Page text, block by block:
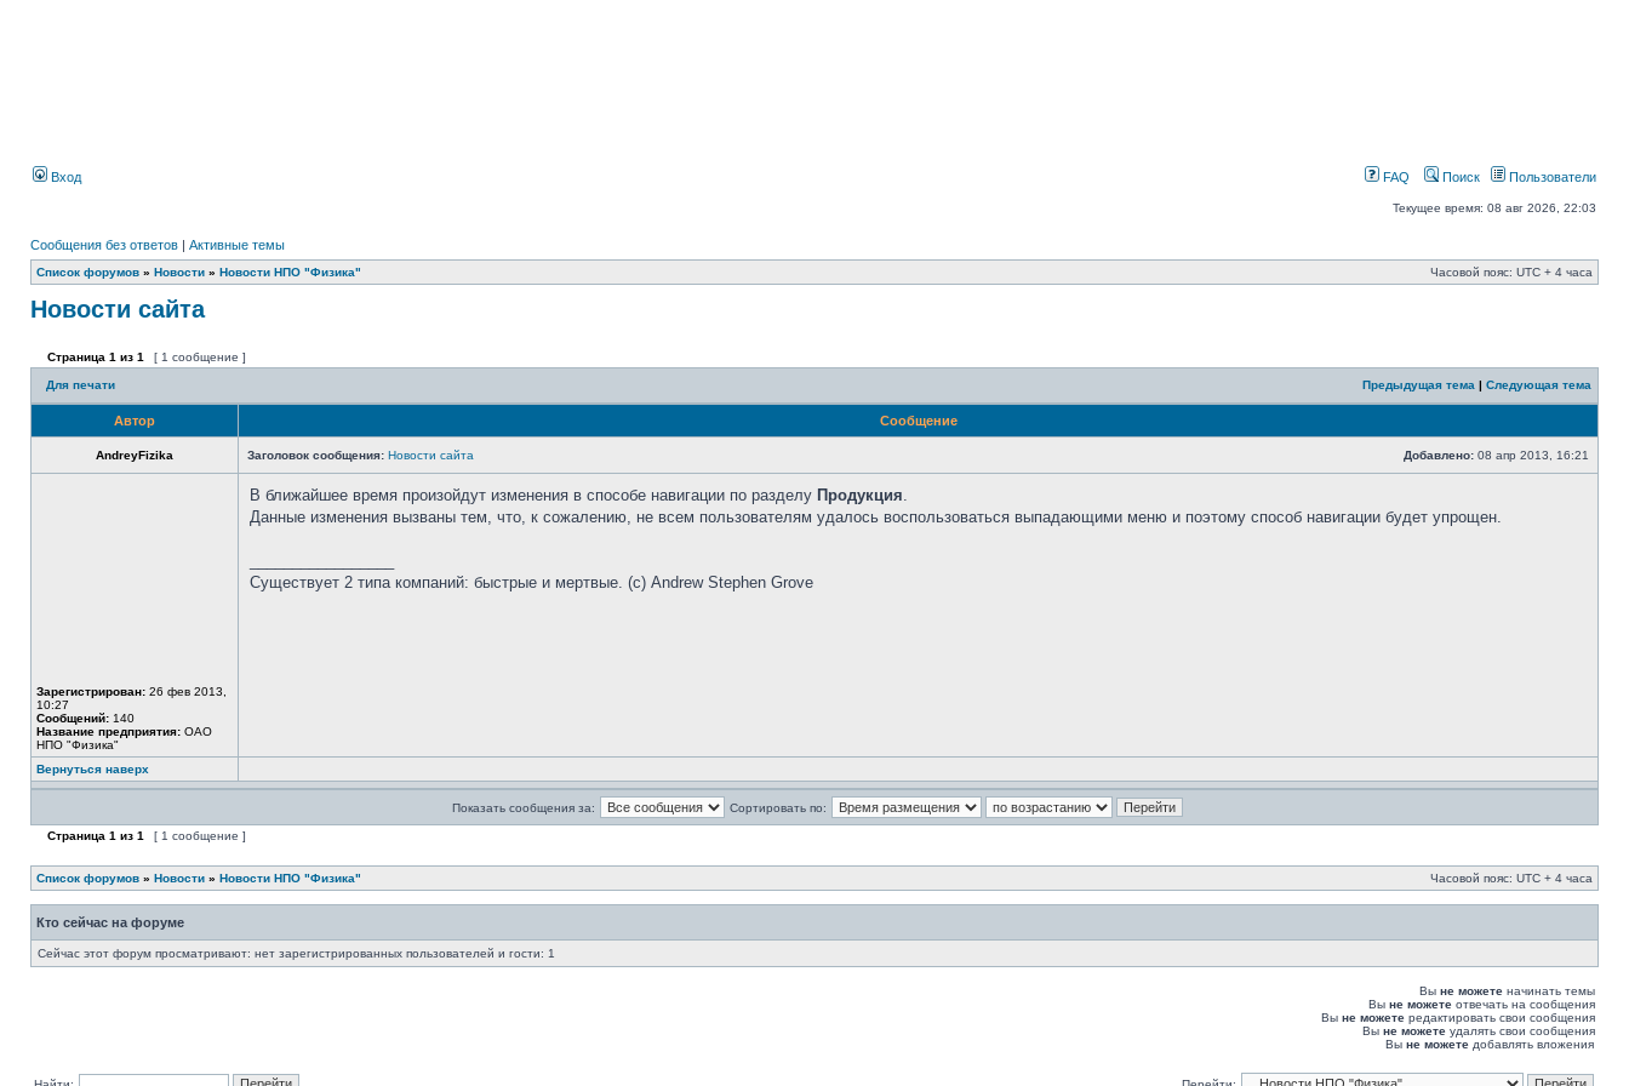
Вход FAQ Поиск Пользователи
Текущее время: 08 авг 2026, 22:03
Сообщения без ответов | Активные темы
Список форумов » Новости » Новости НПО "Физика" Часовой пояс: UTC + 4 часа
Новости сайта
Страница 1 из 1 [ 1 сообщение ]
Для печати Предыдущая тема | Следующая тема
Автор Сообщение
AndreyFizika Заголовок сообщения: Новости сайта Добавлено: 08 апр 2013, 16:21
Зарегистрирован: 26 фев 2013,
10:27
Сообщений: 140
Название предприятия: ОАО
НПО "Физика"
В ближайшее время произойдут изменения в способе навигации по разделу Продукция.
Данные изменения вызваны тем, что, к сожалению, не всем пользователям удалось воспользоваться выпадающими меню и поэтому способ навигации будет упрощен.
Существует 2 типа компаний: быстрые и мертвые. (с) Andrew Stephen Grove
Вернуться наверх
Показать сообщения за: Сортировать по:
Страница 1 из 1 [ 1 сообщение ]
Список форумов » Новости » Новости НПО "Физика" Часовой пояс: UTC + 4 часа
Кто сейчас на форуме
Сейчас этот форум просматривают: нет зарегистрированных пользователей и гости: 1
Вы не можете начинать темы
Вы не можете отвечать на сообщения
Вы не можете редактировать свои сообщения
Вы не можете удалять свои сообщения
Вы не можете добавлять вложения